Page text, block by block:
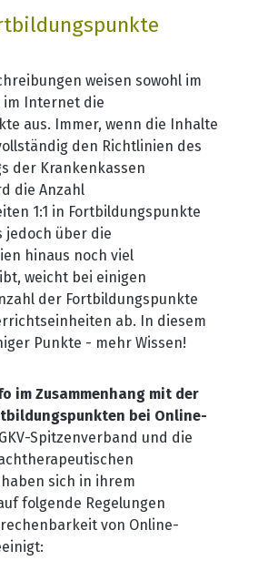
weisen sowohl im
im Internet die
aus. Immer, wenn die Inhalte
den Richtlinien des
der Krankenkassen
die Anzahl
1:1 in Fortbildungspunkte
jedoch über die
hinaus noch viel
weicht bei einigen
der Fortbildungspunkte
ab. In diesem
Punkte - mehr Wissen!
im Zusammenhang mit der
bei Online-
Spitzenverband und die
sich in ihrem
folgende Regelungen
von Online-